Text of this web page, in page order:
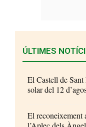
ÚLTIMES
El Castell de Sant
solar del 12
El reconeixement